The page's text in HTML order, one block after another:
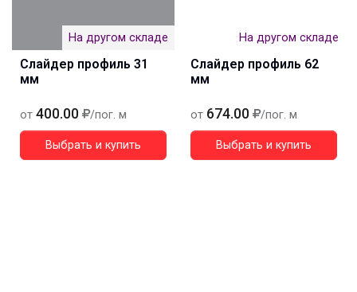
На другом складе
Слайдер профиль 31
мм
от 400.00 /пог. м
Выбрать и купить
На другом складе
Слайдер профиль 62
мм
от 674.00 /пог. м
Выбрать и купить